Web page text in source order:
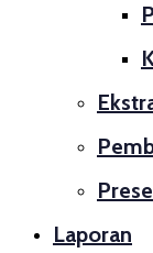
Laporan